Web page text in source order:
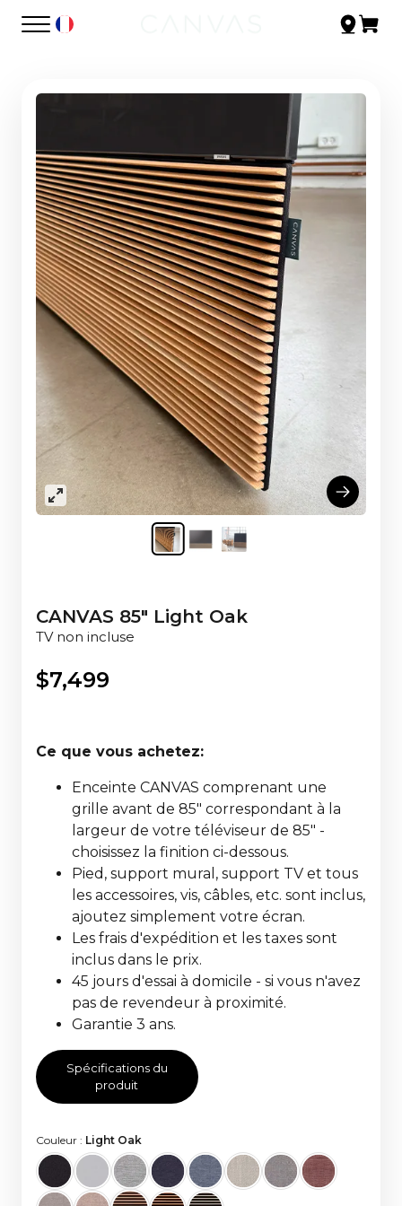
CANVAS 85" Light Oak
TV non incluse
$7,499
Ce que vous achetez:
Enceinte CANVAS comprenant une
grille avant de 85" correspondant à la
largeur de votre téléviseur de 85" -
choisissez la finition ci-dessous.
Pied, support mural, support TV et tous
les accessoires, vis, câbles, etc. sont inclus,
ajoutez simplement votre écran.
Les frais d'expédition et les taxes sont
inclus dans le prix.
45 jours d'essai à domicile - si vous n'avez
pas de revendeur à proximité.
Garantie 3 ans.
Spécifications du
produit
Couleur : Light Oak